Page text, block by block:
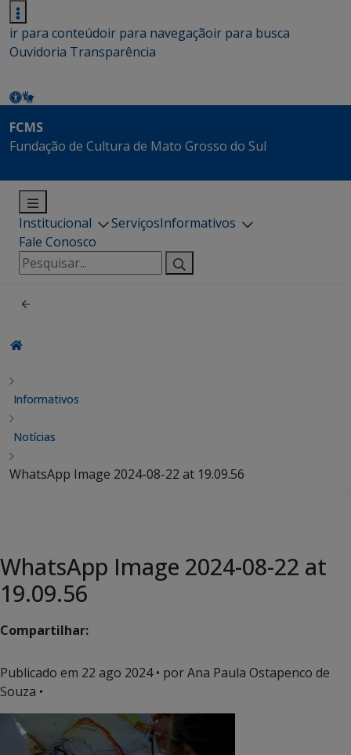
ir para conteúdoir para navegaçãoir para busca
Ouvidoria Transparência
FCMS
Fundação de Cultura de Mato Grosso do Sul
Institucional ServiçosInformativos
Fale Conosco
Pesquisar
por:
Informativos
Notícias
WhatsApp Image 2024-08-22 at 19.09.56
WhatsApp Image 2024-08-22 at
19.09.56
Compartilhar:
Publicado em 22 ago 2024• por Ana Paula Ostapenco de
Souza •